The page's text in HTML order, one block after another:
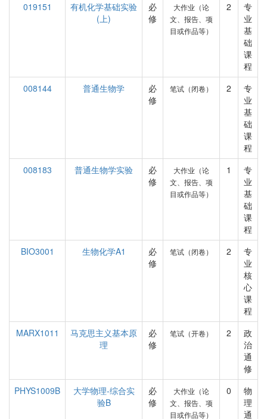
019151
有机化学基础实验
(上)
必
修
大作业（论
文、报告、项
目或作品等）
2
专
业
基
础
课
程
008144
普通生物学
必
修
笔试（闭卷） 2
专
业
基
础
课
程
008183
普通生物学实验
必
修
大作业（论
文、报告、项
目或作品等）
1
专
业
基
础
课
程
BIO3001
生物化学A1
必
修
笔试（闭卷） 2
专
业
核
心
课
程
MARX1011
马克思主义基本原
理
必
修
笔试（开卷） 2
政
治
通
修
PHYS1009B
大学物理-综合实
验B
必
修
大作业（论
文、报告、项
目或作品等）
0
物
理
通